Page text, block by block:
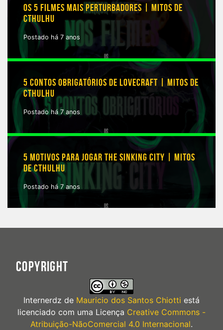
OS 5 FILMES MAIS PERTURBADORES | MITOS DE
CTHULHU
Postado há 7 anos
5 CONTOS OBRIGATÓRIOS DE LOVECRAFT | MITOS DE
CTHULHU
Postado há 7 anos
5 MOTIVOS PARA JOGAR THE SINKING CITY | MITOS
DE CTHULHU
Postado há 7 anos
COPYRIGHT
Internerdz de Mauricio dos Santos Chiotti está
licenciado com uma Licença Creative Commons -
Atribuição-NãoComercial 4.0 Internacional.